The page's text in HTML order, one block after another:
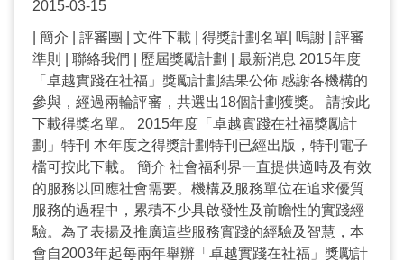
創新及科技局效率促進辦公室副效率專員 周燕雯博士
香港大學社會工作及社會行政學系副教授 文件下載
小冊子PDF檔 小冊子WORD檔 報名表 報告撮要須知
及表格 得獎計劃名單 金獎 組別 計劃名稱 機構名稱
主題 FOOD-CO 聖雅各福群會 非主題 「智．愛同
行」長者及護老者支援計劃 香港仔坊會社會服務
卓越服務獎: 屯門區社區重點項目計劃：屯門區議會仁
愛堂青年夢工場 仁愛堂社會服務科 童心層層疊-幼兒
正向情緒發展計劃 基督教協基會社會服務部 給年輕
媽媽-遊戲小組助理訓練課程 香港基督教服務處 基督
結構性或個人的障礙，促進社會整體可持續的發展，
達致關愛和公義的社會。 香港社會服務聯會推行的
「卓越實踐在社福」獎勵計劃，目的是推動業界發揮
創意、倡導充權及展現協同效應。本年度計劃以「創
新與科技應用 發展服務新里程」為主題，希望嘉許能
夠發揮上述精神及具服務成效的優秀社會服務計劃。
評審團（排名以筆劃序） 周燕雯博士 香港大學社會工
作及社會行政學系副教授 林煒瀚先生 豐盛創建控股有
限公司行政總裁兼執行董事 林嘉泰先生，JP 社會福
利署副署長(服務) 邵家臻議員 立法會議員 倪錫欽教授
香港中文大學社會工作學系教授 陳美蘭女士, MH, JP
2015-03-15
| 簡介 | 評審團 | 文件下載 | 得獎計劃名單| 嗚謝 | 評審
準則 | 聯絡我們 | 歷屆獎勵計劃 | 最新消息 2015年度
「卓越實踐在社福」獎勵計劃結果公佈 感謝各機構的
參與，經過兩輪評審，共選出18個計劃獲獎。 請按此
下載得獎名單。 2015年度「卓越實踐在社福獎勵計
劃」特刊 本年度之得獎計劃特刊已經出版，特刊電子
檔可按此下載。 簡介 社會福利界一直提供適時及有效
的服務以回應社會需要。機構及服務單位在追求優質
服務的過程中，累積不少具啟發性及前瞻性的實踐經
驗。為了表揚及推廣這些服務實踐的經驗及智慧，本
會自2003年起每兩年舉辦「卓越實踐在社福」獎勵計